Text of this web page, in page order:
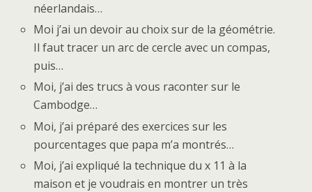
néerlandais…
Moi j’ai un devoir au choix sur de la géométrie.
Il faut tracer un arc de cercle avec un compas,
puis…
Moi, j’ai des trucs à vous raconter sur le
Cambodge…
Moi, j’ai préparé des exercices sur les
pourcentages que papa m’a montrés…
Moi, j’ai expliqué la technique du x 11 à la
maison et je voudrais en montrer un très